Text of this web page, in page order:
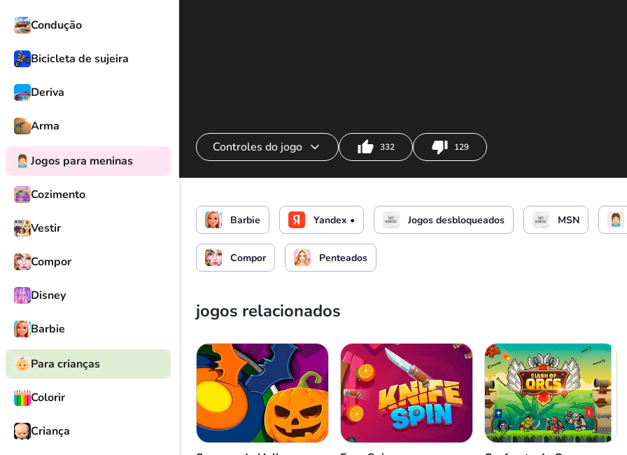
Condução
Bicicleta de sujeira
Deriva
Arma
Jogos para meninas
Cozimento
Vestir
Compor
Disney
Barbie
Para crianças
Colorir
Criança
Controles do jogo 332 129
Limpando o rosto da Barbie
Barbie Yandex • Jogos desbloqueados MSN
Compor Penteados
jogos relacionados